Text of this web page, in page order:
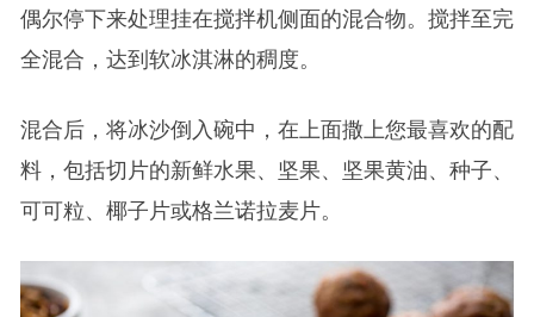
偶尔停下来处理挂在搅拌机侧面的混合物。搅拌至完
全混合，达到软冰淇淋的稠度。
混合后，将冰沙倒入碗中，在上面撒上您最喜欢的配
料，包括切片的新鲜水果、坚果、坚果黄油、种子、
可可粒、椰子片或格兰诺拉麦片。